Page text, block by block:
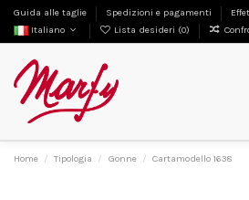
Guida alle taglie Spedizioni e pagamenti
Italiano
Lista desideri (0)
Home Tipologia Gonne Cartamodello 1638